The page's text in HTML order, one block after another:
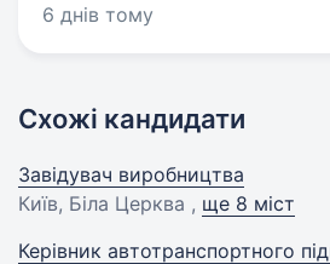
6 днів тому
Схожі кандидати
Завідувач виробництва
Київ, Біла Церква , ще 8 міст
Керівник автотранспортного